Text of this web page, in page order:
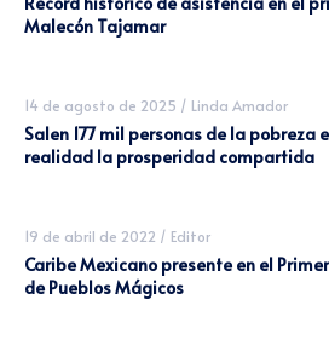
Malecón Tajamar
14 de agosto de 2025 / Linda Amador
Salen 177 mil personas de la pobreza
realidad la prosperidad compartida
19 de abril de 2022 / Editor
Caribe Mexicano presente en el
de Pueblos Mágicos